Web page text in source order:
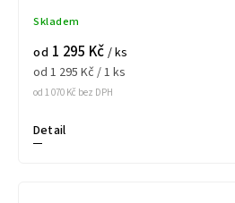
Skladem
od 1 070 Kč bez DPH
od 1 295 Kč / ks
od 1 295 Kč / 1 ks
Detail